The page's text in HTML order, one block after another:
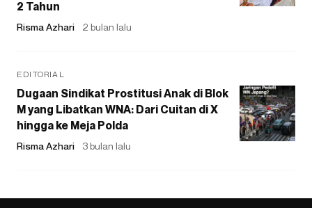
2 Tahun
Risma Azhari 2 bulan lalu
EDITORIAL
Dugaan Sindikat Prostitusi Anak di Blok
M yang Libatkan WNA: Dari Cuitan di X
hingga ke Meja Polda
Risma Azhari 3 bulan lalu